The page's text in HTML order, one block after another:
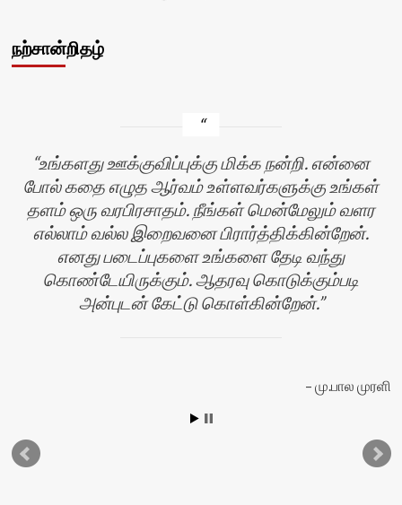
நற்சான்றிதழ்
உங்களது ஊக்குவிப்புக்கு மிக்க நன்றி. என்னை
போல் கதை எழுத ஆர்வம் உள்ளவர்களுக்கு உங்கள்
தளம் ஒரு வரபிரசாதம். நீங்கள் மென்மேலும் வளர
எல்லாம் வல்ல இறைவனை பிரார்த்திக்கின்றேன்.
எனது படைப்புகளை உங்களை தேடி வந்து
கொண்டேயிருக்கும். ஆதரவு கொடுக்கும்படி
அன்புடன் கேட்டு கொள்கின்றேன்.
மு.பால முரளி